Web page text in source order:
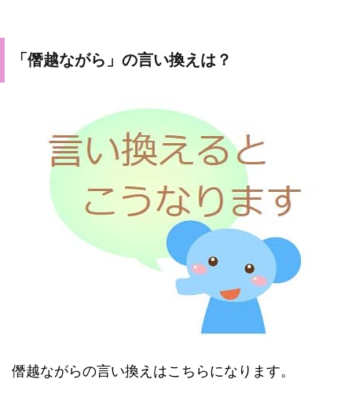
「僭越ながら」の言い換えは？
僭越ながらの言い換えはこちらになります。